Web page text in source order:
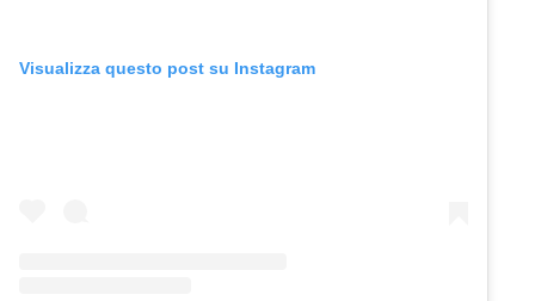
Visualizza questo post su Instagram